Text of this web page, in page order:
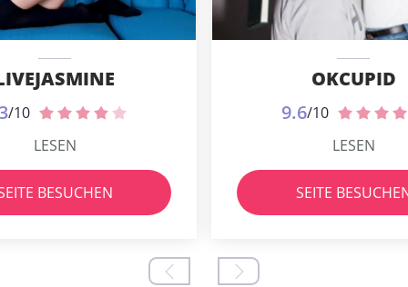
/10
LESEN
BESUCHEN
OKCUPID
9.6/10
LESEN
SEITE